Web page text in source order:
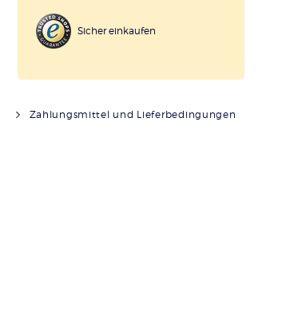
Sicher einkaufen
Zahlungsmittel und Lieferbedingungen